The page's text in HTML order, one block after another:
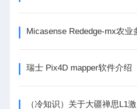
瑞士 Pix4D mapper软件介绍